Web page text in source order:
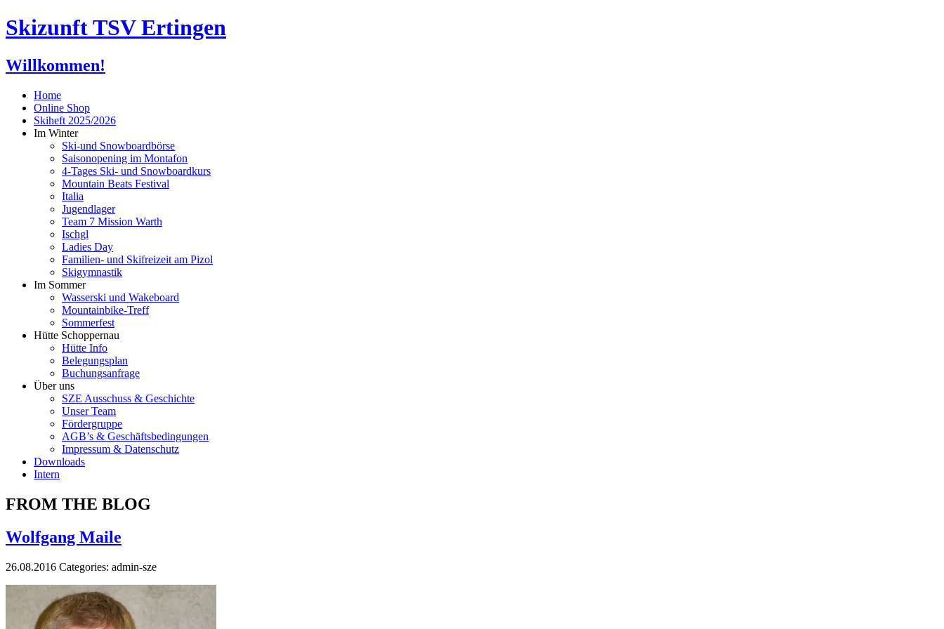
Skizunft TSV Ertingen
Willkommen!
Home
Online Shop
Skiheft 2025/2026
Im Winter
Ski-und Snowboardbörse
Saisonopening im Montafon
4-Tages Ski- und Snowboardkurs
Mountain Beats Festival
Italia
Jugendlager
Team 7 Mission Warth
Ischgl
Ladies Day
Familien- und Skifreizeit am Pizol
Skigymnastik
Im Sommer
Wasserski und Wakeboard
Mountainbike-Treff
Sommerfest
Hütte Schoppernau
Hütte Info
Belegungsplan
Buchungsanfrage
Über uns
SZE Ausschuss & Geschichte
Unser Team
Fördergruppe
AGB’s & Geschäftsbedingungen
Impressum & Datenschutz
Downloads
Intern
FROM THE BLOG
Wolfgang Maile
26.08.2016 Categories: admin-sze